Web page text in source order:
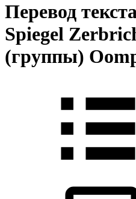
Перевод
Spiegel
(группы)